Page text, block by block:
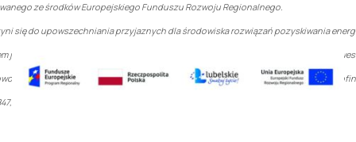
ze środków Europejskiego Funduszu Rozwoju Regionalnego.
się do upowszechniania przyjaznych dla środowiska rozwiązań pozyskiwania
jej odnawialnych źródeł, a opracowany system pozwoli zwiększyć opłacalność
Całkowity koszt realizacji Projektu wynosi 6 438 816,68 pln. Przyznane